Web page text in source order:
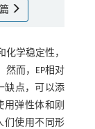
化学稳定性，
然而，EP相对
缺点，可以添
用弹性体和刚
们使用不同形